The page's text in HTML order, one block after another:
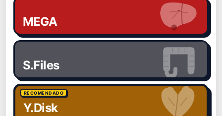
MEGA
S.Files
RECOMENDADO
Y.Disk